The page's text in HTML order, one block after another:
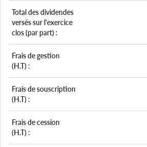
Total des dividendes
versés sur l'exercice
clos (par part) :
Frais de gestion
(H.T) :
Frais de souscription
(H.T) :
Frais de cession
(H.T) :